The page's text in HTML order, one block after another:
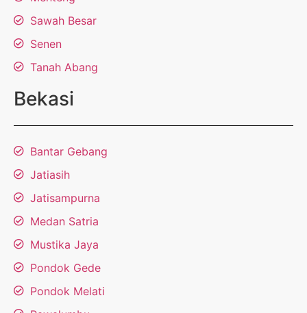
Sawah Besar
Senen
Tanah Abang
Bekasi
Bantar Gebang
Jatiasih
Jatisampurna
Medan Satria
Mustika Jaya
Pondok Gede
Pondok Melati